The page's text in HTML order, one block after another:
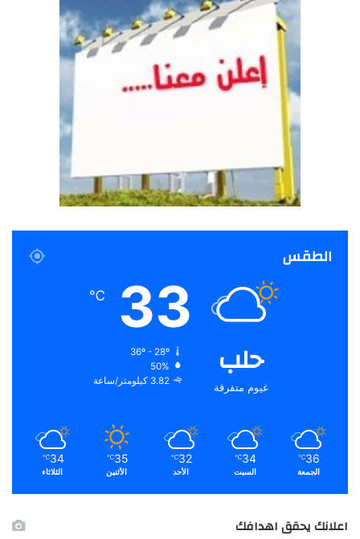
الطقس
حلب
غيوم متفرقة
33
℃
36º - 28º
50%
3.82 كيلومتر/ساعة
36
℃
الجمعة
34
℃
السبت
32
℃
الأحد
35
℃
الأثنين
34
℃
الثلاثاء
اعلانك يحقق اهدافك